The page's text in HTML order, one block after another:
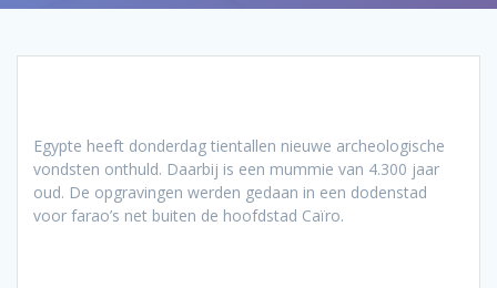
Egypte heeft donderdag tientallen nieuwe archeologische
vondsten onthuld. Daarbij is een mummie van 4.300 jaar
oud. De opgravingen werden gedaan in een dodenstad
voor farao’s net buiten de hoofdstad Caïro.